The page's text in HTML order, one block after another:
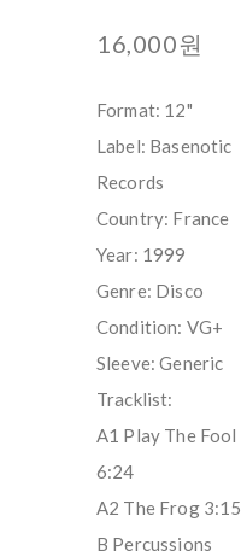
16,000원
Format: 12"
Label: Basenotic
Records
Country: France
Year: 1999
Genre: Disco
Condition: VG+
Sleeve: Generic
Tracklist:
A1 Play The Fool
6:24
A2 The Frog 3:15
B Percussions